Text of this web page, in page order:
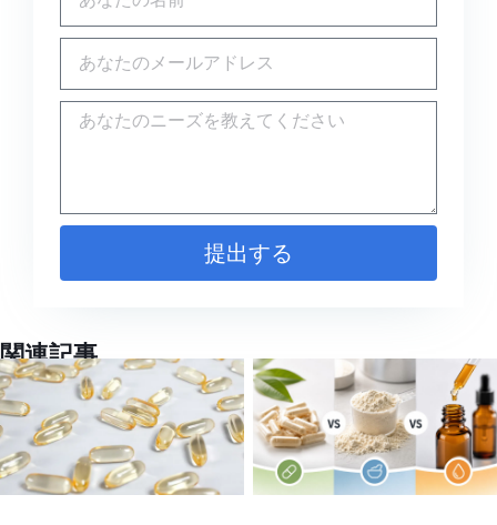
提出する
関連記事